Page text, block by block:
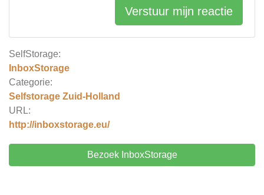
SelfStorage:
InboxStorage
Categorie:
Selfstorage Zuid-Holland
URL:
http://inboxstorage.eu/
Bezoek InboxStorage
Verstuur mijn reactie